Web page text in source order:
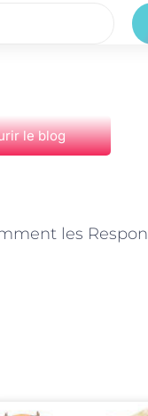
le blog